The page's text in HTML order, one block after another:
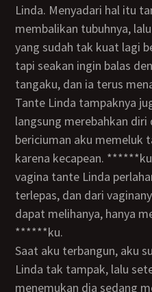
Linda. Menyadari hal itu
membalikan tubuhnya,
yang sudah tak kuat lagi
tapi seakan ingin balas
tangaku, dan ia terus
Tante Linda tampaknya juga kelelahan sehingga ia
langsung merebahkan
bericiuman aku memeluk
karena kecapean.
vagina tante Linda
terlepas, dan dari
dapat melihanya, hanya
******ku.
Saat aku terbangun, aku sudah diselimuti, dan tante
Linda tak tampak, lalu
menemukan dia sedang